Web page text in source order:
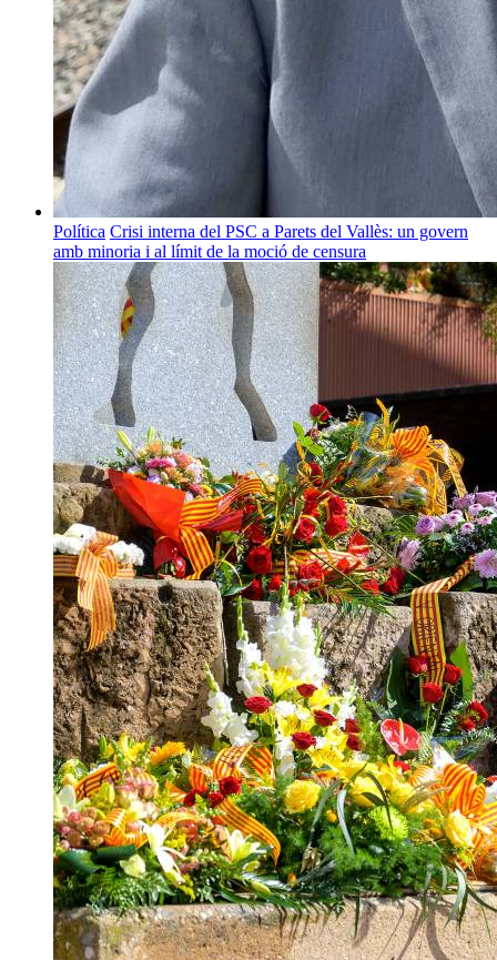
Política Crisi interna del PSC a Parets del Vallès: un govern
amb minoria i al límit de la moció de censura